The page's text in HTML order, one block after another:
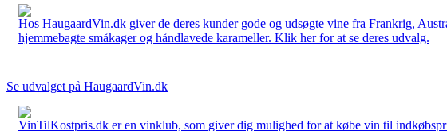
Hos HaugaardVin.dk giver de deres kunder gode og udsøgte vine fra Frankrig,
hjemmebagte småkager og håndlavede karameller. Klik her for at se deres udvalg.
Se udvalget på HaugaardVin.dk
VinTilKostpris.dk er en vinklub, som giver dig mulighed for at købe vin til